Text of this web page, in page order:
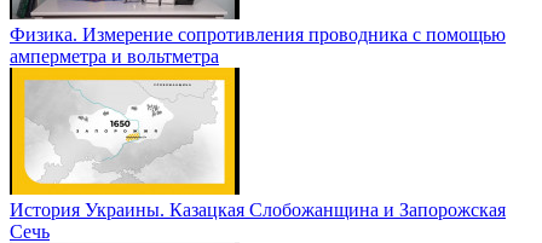
Физика. Измерение сопротивления проводника с помощью
амперметра и вольтметра
История Украины. Казацкая Слобожанщина и Запорожская
Сечь